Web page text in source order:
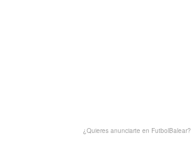
¿Quieres anunciarte en FutbolBalear?